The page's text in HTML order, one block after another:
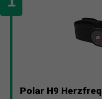
Polar H9